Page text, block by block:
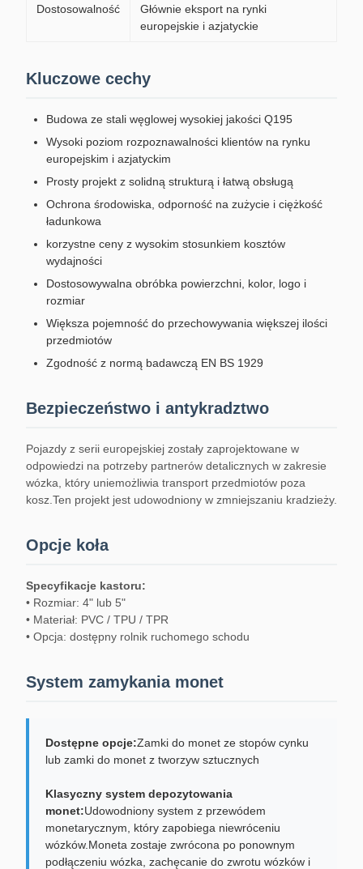
Dostosowalność
Głównie eksport na rynki
europejskie i azjatyckie
Kluczowe cechy
Budowa ze stali węglowej wysokiej jakości Q195
Wysoki poziom rozpoznawalności klientów na rynku
europejskim i azjatyckim
Prosty projekt z solidną strukturą i łatwą obsługą
Ochrona środowiska, odporność na zużycie i ciężkość
ładunkowa
korzystne ceny z wysokim stosunkiem kosztów
wydajności
Dostosowywalna obróbka powierzchni, kolor, logo i
rozmiar
Większa pojemność do przechowywania większej ilości
przedmiotów
Zgodność z normą badawczą EN BS 1929
Bezpieczeństwo i antykradztwo
Pojazdy z serii europejskiej zostały zaprojektowane w
odpowiedzi na potrzeby partnerów detalicznych w zakresie
wózka, który uniemożliwia transport przedmiotów poza
kosz.Ten projekt jest udowodniony w zmniejszaniu kradzieży.
Opcje koła
Specyfikacje kastoru:
• Rozmiar: 4" lub 5"
• Materiał: PVC / TPU / TPR
• Opcja: dostępny rolnik ruchomego schodu
System zamykania monet
Dostępne opcje:Zamki do monet ze stopów cynku
lub zamki do monet z tworzyw sztucznych
Klasyczny system depozytowania
monet:Udowodniony system z przewódem
monetarycznym, który zapobiega niewróceniu
wózków.Moneta zostaje zwrócona po ponownym
podłączeniu wózka, zachęcanie do zwrotu wózków i